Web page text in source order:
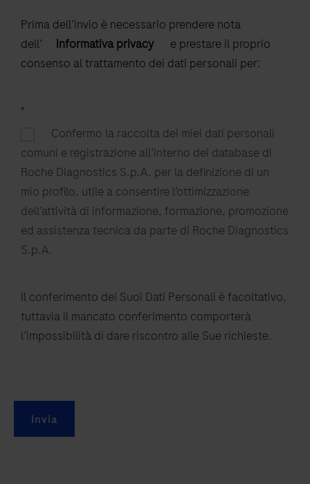
Prima dell’invio è necessario prendere nota
dell’
informativa privacy
e prestare il proprio
consenso al trattamento dei dati personali per:
*
Confermo la raccolta dei miei dati personali
comuni e registrazione all’interno dei database di
Roche Diagnostics S.p.A. per la definizione di un
mio profilo, utile a consentire l’ottimizzazione
dell’attività di informazione, formazione, promozione
ed assistenza tecnica da parte di Roche Diagnostics
S.p.A.
Il conferimento dei Suoi Dati Personali è facoltativo,
tuttavia il mancato conferimento comporterà
l’impossibilità di dare riscontro alle Sue richieste.
Invia